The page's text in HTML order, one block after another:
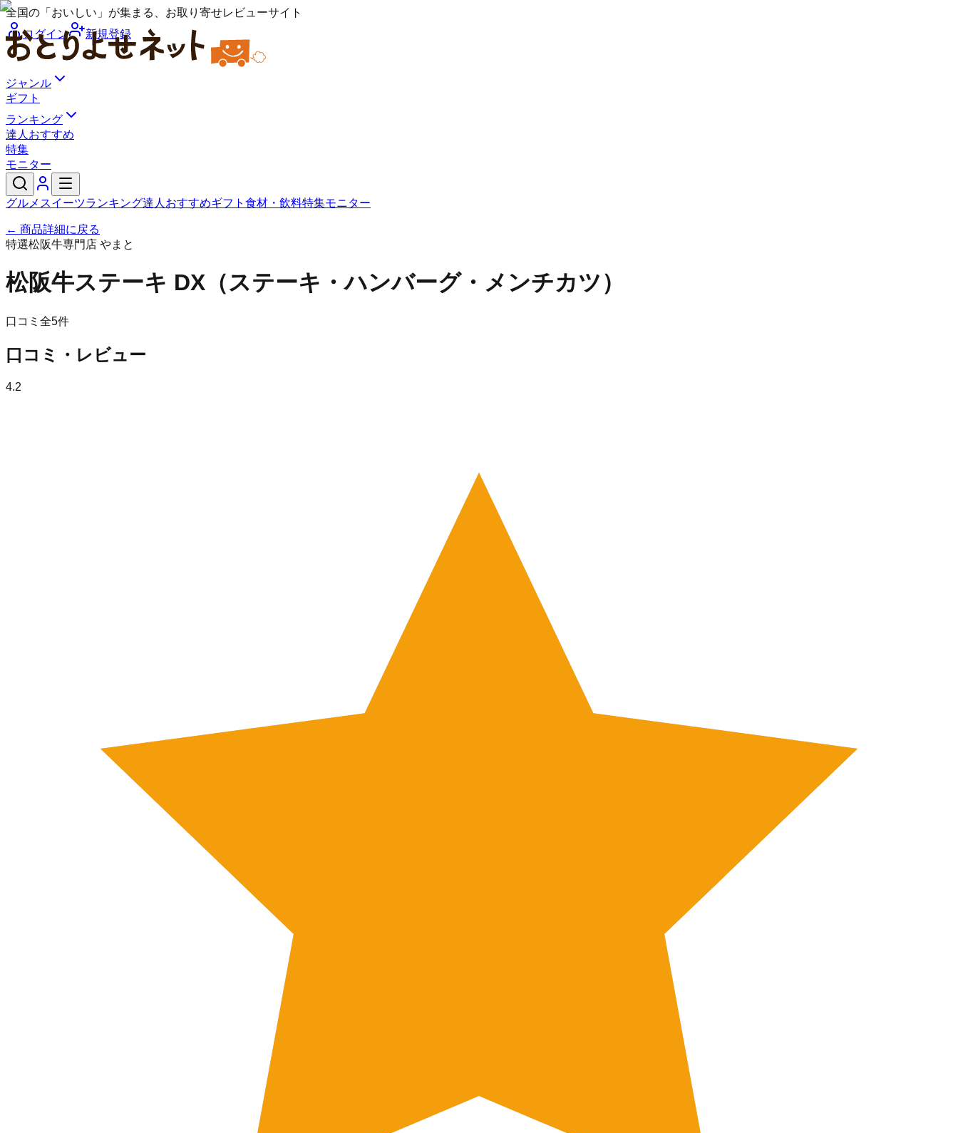
全国の「おいしい」が集まる、お取り寄せレビューサイト
ログイン
新規登録
ジャンル
ギフト
ランキング
達人おすすめ
特集
モニター
グルメ スイーツランキング達人おすすめギフト 食材・飲料特集モニター
← 商品詳細に戻る
特選松阪牛専門店 やまと
松阪牛ステーキ DX（ステーキ・ハンバーグ・メンチカツ）
口コミ全5件
口コミ・レビュー
4.2